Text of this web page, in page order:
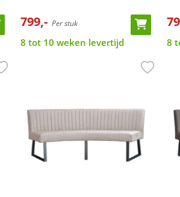
799,- Per stuk
8 tot 10 weken levertijd 8